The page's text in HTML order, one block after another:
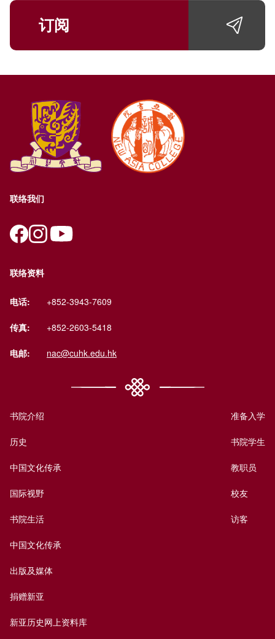
订阅
联络我们
联络资料
电话: +852-3943-7609
传真: +852-2603-5418
电邮: nac@cuhk.edu.hk
书院介绍
历史
中国文化传承
国际视野
书院生活
中国文化传承
出版及媒体
捐赠新亚
新亚历史网上资料库
准备入学
书院学生
教职员
校友
访客